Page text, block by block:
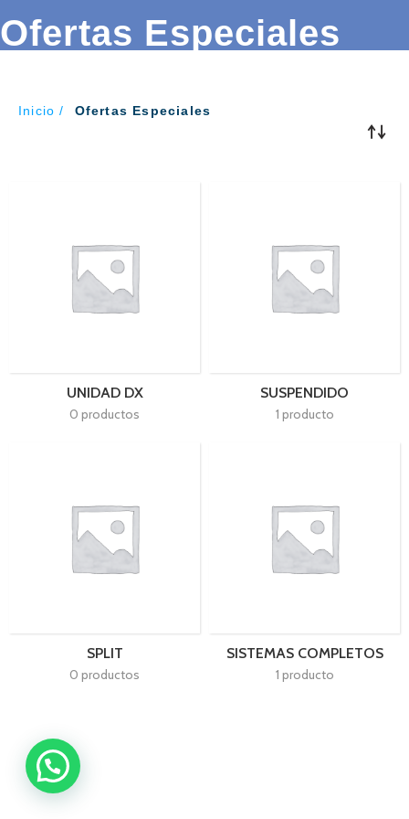
Ofertas Especiales
Inicio Ofertas Especiales
UNIDAD DX
0 productos
SUSPENDIDO
1 producto
SPLIT
0 productos
SISTEMAS COMPLETOS
1 producto